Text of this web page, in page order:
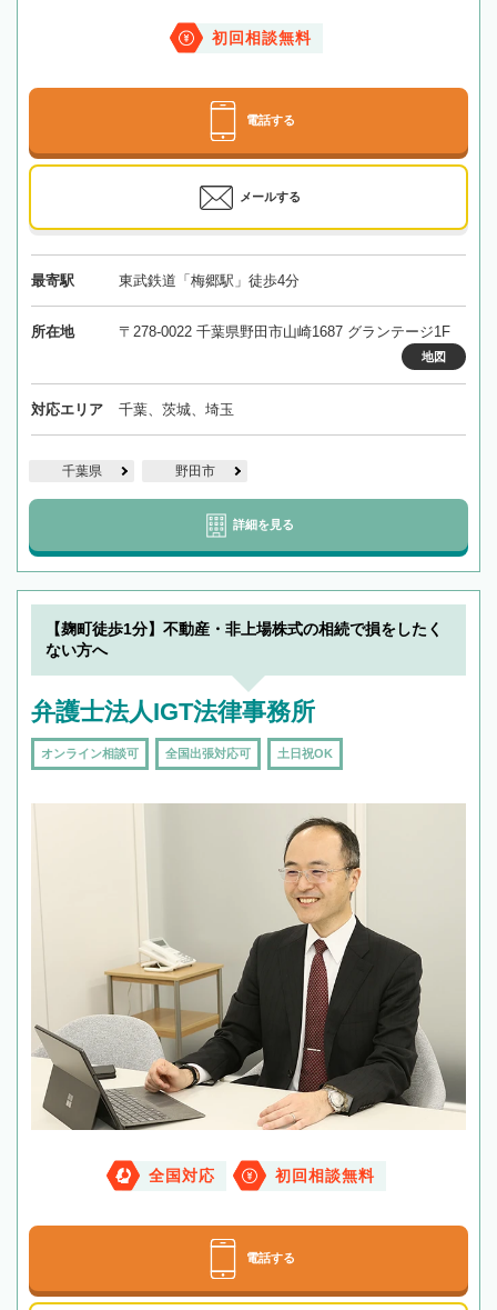
初回相談無料
電話する
メールする
最寄駅 東武鉄道「梅郷駅」徒歩4分
所在地 〒278-0022 千葉県野田市山崎1687 グランテージ1F
地図
対応エリア 千葉、茨城、埼玉
千葉県 野田市
詳細を見る
【麹町徒歩1分】不動産・非上場株式の相続で損をしたく
ない方へ
弁護士法人IGT法律事務所
オンライン相談可 全国出張対応可 土日祝OK
全国対応 初回相談無料
電話する